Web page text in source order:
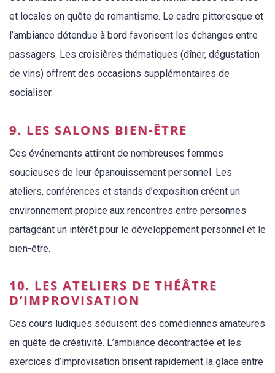
et locales en quête de romantisme. Le cadre pittoresque et
l’ambiance détendue à bord favorisent les échanges entre
passagers. Les croisières thématiques (dîner, dégustation
de vins) offrent des occasions supplémentaires de
socialiser.
9. LES SALONS BIEN-ÊTRE
Ces événements attirent de nombreuses femmes
soucieuses de leur épanouissement personnel. Les
ateliers, conférences et stands d’exposition créent un
environnement propice aux rencontres entre personnes
partageant un intérêt pour le développement personnel et le
bien-être.
10. LES ATELIERS DE THÉÂTRE
D’IMPROVISATION
Ces cours ludiques séduisent des comédiennes amateures
en quête de créativité. L’ambiance décontractée et les
exercices d’improvisation brisent rapidement la glace entre